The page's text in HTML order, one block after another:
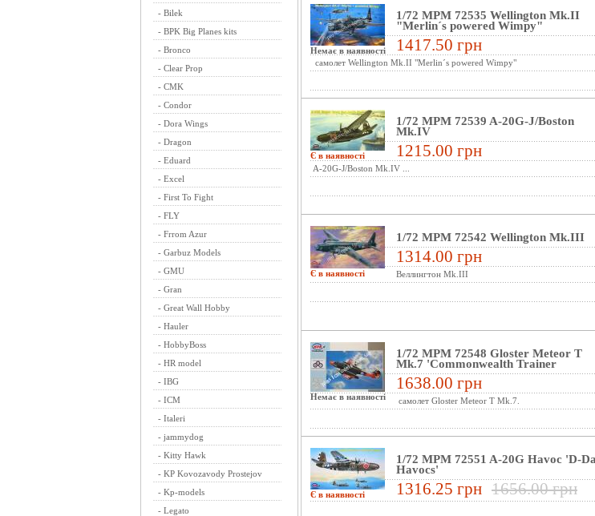
- Bilek
- BPK Big Planes kits
- Bronco
- Clear Prop
- CMK
- Condor
- Dora Wings
- Dragon
- Eduard
- Excel
- First To Fight
- FLY
- Frrom Azur
- Garbuz Models
- GMU
- Gran
- Great Wall Hobby
- Hauler
- HobbyBoss
- HR model
- IBG
- ICM
- Italeri
- jammydog
- Kitty Hawk
- KP Kovozavody Prostejov
- Kp-models
- Legato
Немає в наявності
1/72 MPM 72535 Wellington Mk.II
"Merlin´s powered Wimpy"
1417.50 грн
самолет Wellington Mk.II "Merlin´s powered Wimpy"
Є в наявності
1/72 MPM 72539 A-20G-J/Boston
Mk.IV
1215.00 грн
A-20G-J/Boston Mk.IV ...
Є в наявності
1/72 MPM 72542 Wellington Mk.III
1314.00 грн
Веллингтон Mk.III
Немає в наявності
1/72 MPM 72548 Gloster Meteor T
Mk.7 'Commonwealth Trainer
1638.00 грн
самолет Gloster Meteor T Mk.7.
Є в наявності
1/72 MPM 72551 A-20G Havoc 'D-
Havocs'
1316.25 грн 1656.00 грн